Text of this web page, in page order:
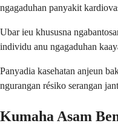
ngagaduhan panyakit
Ubar ieu khususna
individu anu ngagaduhan
Panyadia kasehatan anjeun
ngurangan résiko serangan
Kumaha Asam